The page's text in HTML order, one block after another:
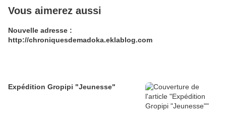
Vous aimerez aussi
Nouvelle adresse :
http://chroniquesdemadoka.eklablog.com
Expédition Gropipi "Jeunesse"